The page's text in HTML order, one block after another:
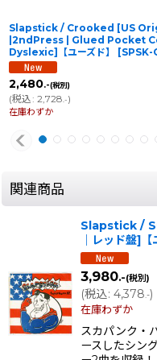
Slapstick / Crooked [US
|2ndPress | Glued Pocket
Dyslexic]【ユーズド】
[SPSK-
2,480.-(税別)
(税込: 2,728 .-)
在庫わずか
関連商品
Slapstick /
｜レッド盤]【
3,980.-(税別)
(税込: 4,378.-)
在庫わずか
スカパンク・
ースしたシン